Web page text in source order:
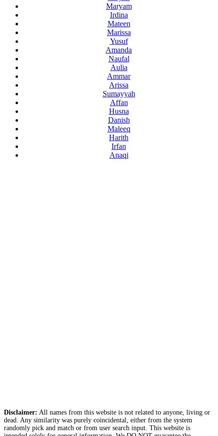
Maryam
Irdina
Mateen
Marissa
Yusuf
Amanda
Naufal
Aulia
Ammar
Arissa
Sumayyah
Affan
Husna
Danish
Maleeq
Harith
Irfan
Anaqi
Disclaimer: All names from this website is not related to anyone, living or
dead. Any similarity was purely coincidental, either from the system
randomly pick and match or from user search input. This website is